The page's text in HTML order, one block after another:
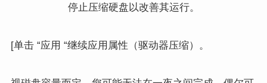
停止压缩硬盘以改善其运行。
[单击 “应用 “继续应用属性（驱动器压缩）。